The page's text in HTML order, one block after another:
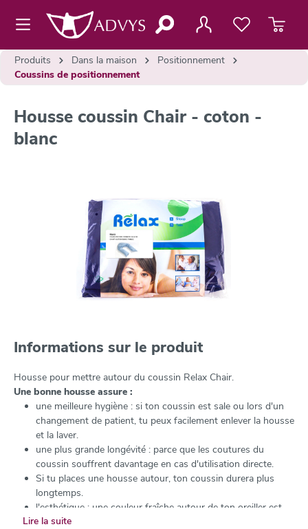
principal
Produits Dans la maison
Positionnement
Coussins de positionnement
Housse coussin Chair - coton -
blanc
Informations sur le produit
Housse pour mettre autour du coussin Relax Chair.
Une bonne housse assure :
une meilleure hygiène : si ton coussin est sale ou lors d'un
changement de patient, tu peux facilement enlever la housse
et la laver.
une plus grande longévité : parce que les coutures du
coussin souffrent davantage en cas d'utilisation directe.
Si tu places une housse autour, ton coussin durera plus
longtemps.
l'esthétique : une couleur fraîche autour de ton oreiller est
beaucoup plus jolie et tu peux changer de couleur de temps
Lire la suite